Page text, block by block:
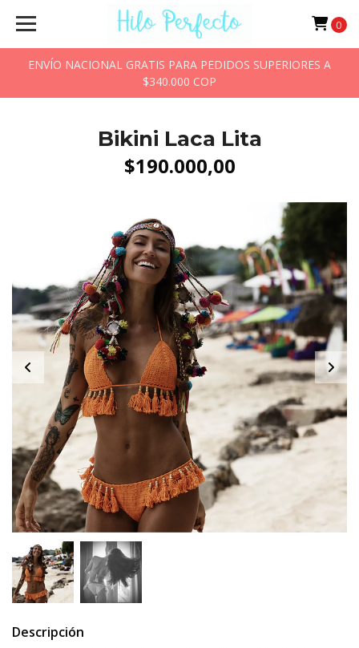
ENVÍO NACIONAL GRATIS PARA PEDIDOS SUPERIORES A
$340.000 COP
0
Bikini Laca Lita
$190.000,00
Descripción